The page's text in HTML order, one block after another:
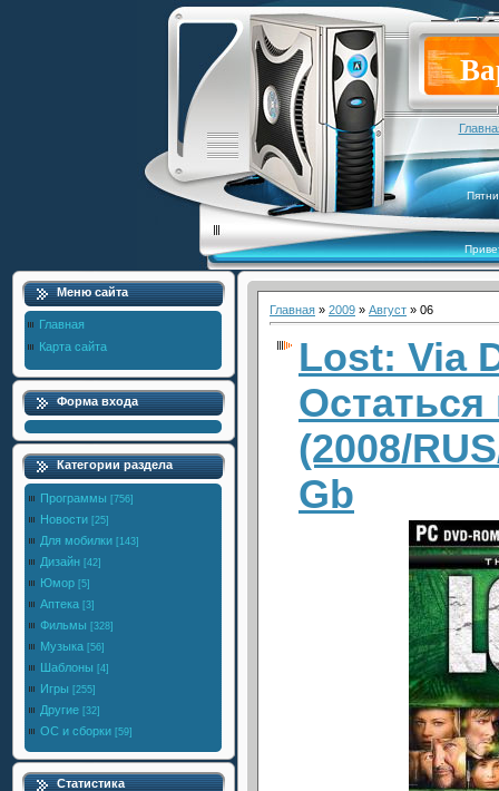
Меню сайта
Главная
Карта сайта
Форма входа
Категории раздела
Программы [756]
Новости [25]
Для мобилки [143]
Дизайн [42]
Юмор [5]
Аптека [3]
Фильмы [328]
Музыка [56]
Шаблоны [4]
Игры [255]
Другие [32]
ОС и сборки [59]
Статистика
Главная » 2009 » Август » 06
Lost: Via
(2008/
Gb